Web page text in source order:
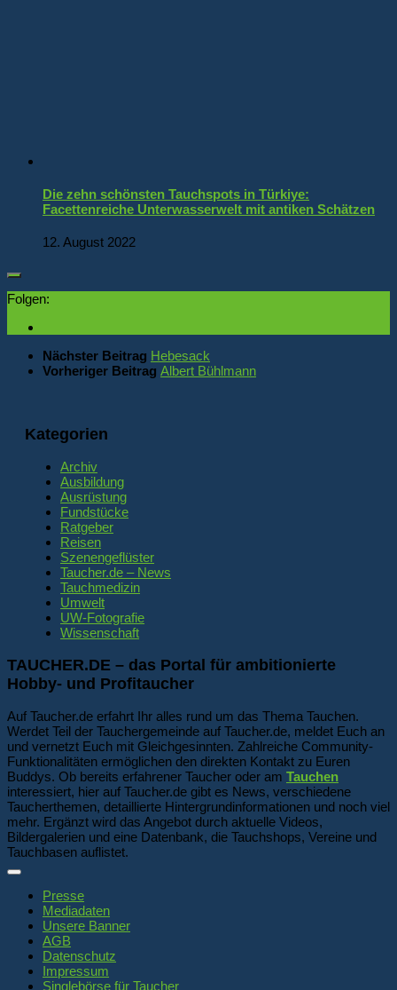
Die zehn schönsten Tauchspots in Türkiye:
Facettenreiche Unterwasserwelt mit antiken Schätzen
12. August 2022
Folgen:
Nächster Beitrag Hebesack
Vorheriger Beitrag Albert Bühlmann
Kategorien
Archiv
Ausbildung
Ausrüstung
Fundstücke
Ratgeber
Reisen
Szenengeflüster
Taucher.de – News
Tauchmedizin
Umwelt
UW-Fotografie
Wissenschaft
TAUCHER.DE – das Portal für ambitionierte
Hobby- und Profitaucher
Auf Taucher.de erfahrt Ihr alles rund um das Thema Tauchen.
Werdet Teil der Tauchergemeinde auf Taucher.de, meldet Euch an
und vernetzt Euch mit Gleichgesinnten. Zahlreiche Community-
Funktionalitäten ermöglichen den direkten Kontakt zu Euren
Buddys. Ob bereits erfahrener Taucher oder am Tauchen
interessiert, hier auf Taucher.de gibt es News, verschiedene
Taucherthemen, detaillierte Hintergrundinformationen und noch viel
mehr. Ergänzt wird das Angebot durch aktuelle Videos,
Bildergalerien und eine Datenbank, die Tauchshops, Vereine und
Tauchbasen auflistet.
Presse
Mediadaten
Unsere Banner
AGB
Datenschutz
Impressum
Singlebörse für Taucher